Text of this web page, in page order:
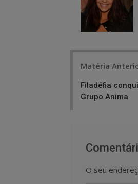
Matéria
Filadéfia
Grupo Anima
O seu